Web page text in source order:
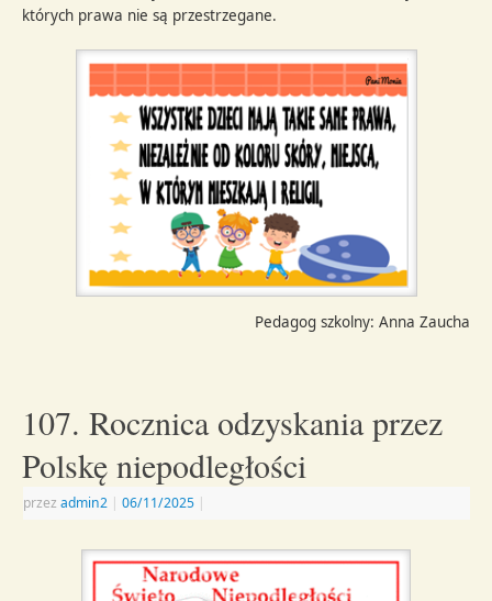
których prawa nie są przestrzegane.
Pedagog szkolny: Anna Zaucha
107. Rocznica odzyskania przez
Polskę niepodległości
przezadmin2 | 06/11/2025 |